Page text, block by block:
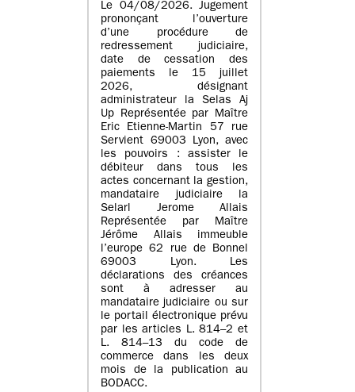
Le 04/08/2026. Jugement
prononçant l’ouverture
d’une procédure de
redressement judiciaire,
date de cessation des
paiements le 15 juillet
2026, désignant
administrateur la Selas Aj
Up Représentée par Maître
Eric Etienne-Martin 57 rue
Servient 69003 Lyon, avec
les pouvoirs : assister le
débiteur dans tous les
actes concernant la gestion,
mandataire judiciaire la
Selarl Jerome Allais
Représentée par Maître
Jérôme Allais immeuble
l’europe 62 rue de Bonnel
69003 Lyon. Les
déclarations des créances
sont à adresser au
mandataire judiciaire ou sur
le portail électronique prévu
par les articles L. 814–2 et
L. 814–13 du code de
commerce dans les deux
mois de la publication au
BODACC.